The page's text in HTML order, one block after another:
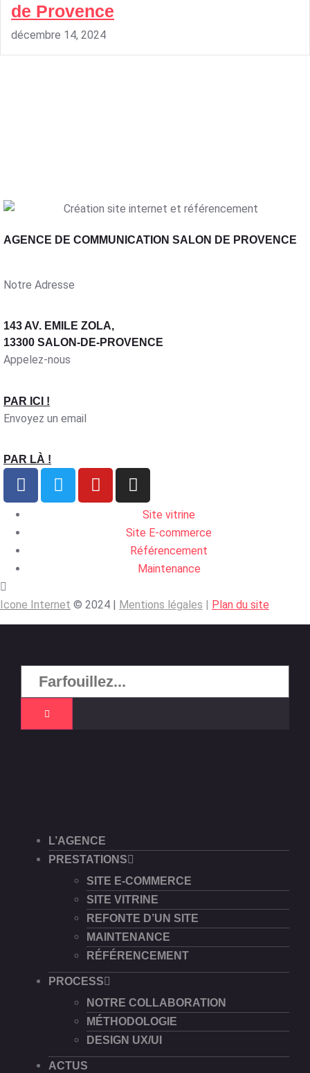
de Provence
décembre 14, 2024
AGENCE DE COMMUNICATION SALON DE PROVENCE
Notre Adresse
143 AV. EMILE ZOLA,
13300 SALON-DE-PROVENCE
Appelez-nous
PAR ICI !
Envoyez un email
PAR LÀ !
Site vitrine
Site E-commerce
Référencement
Maintenance
Icone Internet © 2024 | Mentions légales | Plan du site
L’AGENCE
PRESTATIONS
SITE E-COMMERCE
SITE VITRINE
REFONTE D’UN SITE
MAINTENANCE
RÉFÉRENCEMENT
PROCESS
NOTRE COLLABORATION
MÉTHODOLOGIE
DESIGN UX/UI
ACTUS